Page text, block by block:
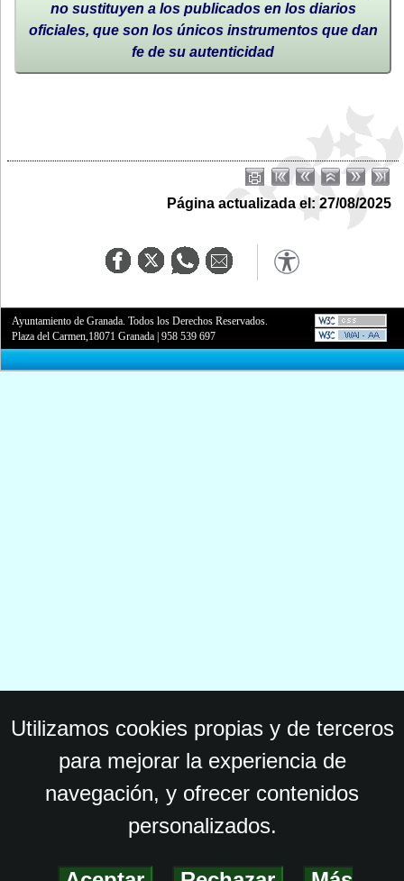
no sustituyen a los publicados en los diarios
oficiales, que son los únicos instrumentos que dan
fe de su autenticidad
Página actualizada el: 27/08/2025
Ayuntamiento de Granada. Todos los Derechos Reservados.
Plaza del Carmen,18071 Granada |958 539 697
Utilizamos cookies propias y de terceros
para mejorar la experiencia de
navegación, y ofrecer contenidos
personalizados.